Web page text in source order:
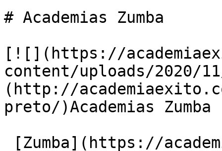
# Academias Zumba
[![](https://
content/uploads/2020/
(http://
preto/)Academias Zumba